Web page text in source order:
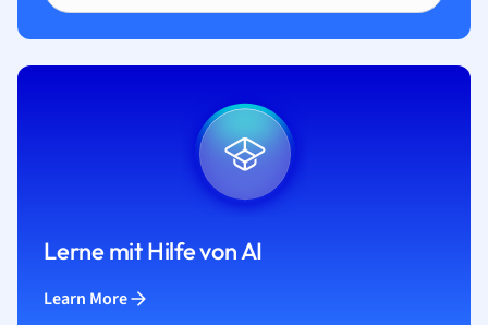
Lerne mit Hilfe von AI
Learn More